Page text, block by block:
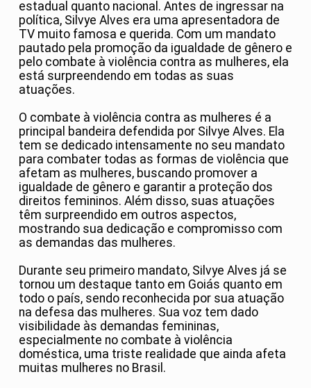
estadual quanto nacional. Antes de ingressar na
política, Silvye Alves era uma apresentadora de
TV muito famosa e querida. Com um mandato
pautado pela promoção da igualdade de gênero e
pelo combate à violência contra as mulheres, ela
está surpreendendo em todas as suas
atuações.
O combate à violência contra as mulheres é a
principal bandeira defendida por Silvye Alves. Ela
tem se dedicado intensamente no seu mandato
para combater todas as formas de violência que
afetam as mulheres, buscando promover a
igualdade de gênero e garantir a proteção dos
direitos femininos. Além disso, suas atuações
têm surpreendido em outros aspectos,
mostrando sua dedicação e compromisso com
as demandas das mulheres.
Durante seu primeiro mandato, Silvye Alves já se
tornou um destaque tanto em Goiás quanto em
todo o país, sendo reconhecida por sua atuação
na defesa das mulheres. Sua voz tem dado
visibilidade às demandas femininas,
especialmente no combate à violência
doméstica, uma triste realidade que ainda afeta
muitas mulheres no Brasil.